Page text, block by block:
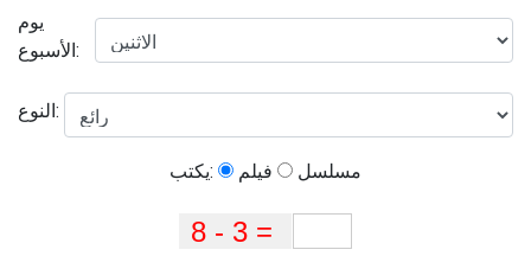
يوم
الأسبوع:
النوع:
يكتب: فيلم مسلسل